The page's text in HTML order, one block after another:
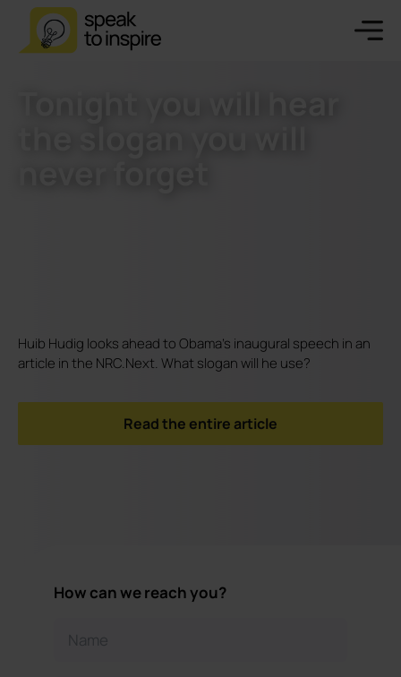
Huib Hudig looks ahead to Obama's inaugural speech in an
article in the NRC.Next. What slogan will he use?
Read the entire article
How can we reach you?